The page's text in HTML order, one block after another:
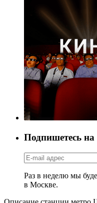
Подпишетесь
Раз в неделю мы
в Москве.